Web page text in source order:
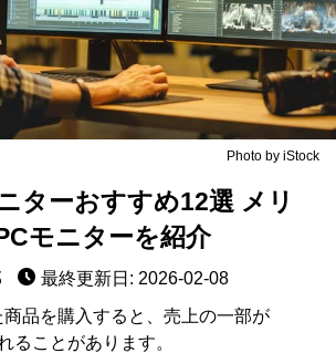
Photo by iStock
ターおすすめ12選 メリ
モニターを紹介
最終更新日: 2026-02-08
品を購入すると、売上の一部が
ることがあります。